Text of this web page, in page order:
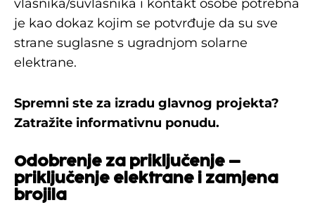
vlasnika/suvlasnika i kontakt osobe potrebna
je kao dokaz kojim se potvrđuje da su sve
strane suglasne s ugradnjom solarne
elektrane.
Spremni ste za izradu glavnog projekta?
Zatražite informativnu ponudu.
Odobrenje za priključenje –
priključenje elektrane i zamjena
brojila